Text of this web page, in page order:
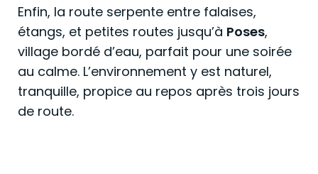
Enfin, la route serpente entre falaises,
étangs, et petites routes jusqu’à Poses,
village bordé d’eau, parfait pour une soirée
au calme. L’environnement y est naturel,
tranquille, propice au repos après trois jours
de route.